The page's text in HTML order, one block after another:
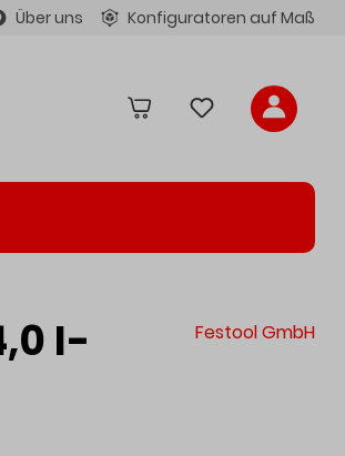
Über uns Konfiguratoren auf Maß
I- Festool GmbH